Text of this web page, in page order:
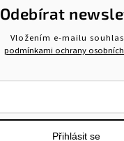
Odebírat
Vložením e-mailu
podmínkami ochrany
Přihlásit se